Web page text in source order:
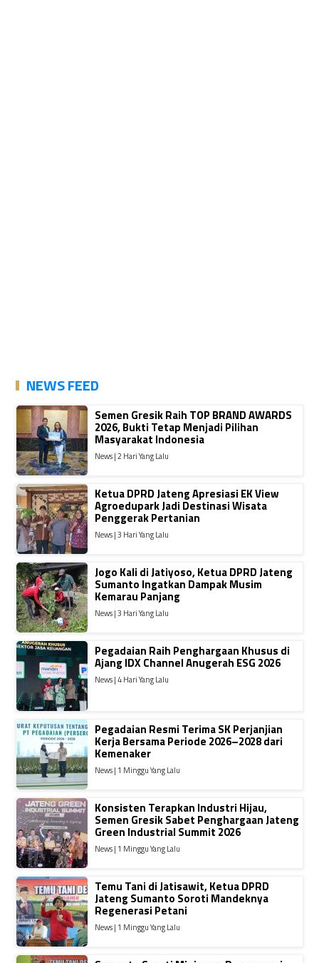
NEWS FEED
Semen Gresik Raih TOP BRAND AWARDS
2026, Bukti Tetap Menjadi Pilihan
Masyarakat Indonesia
News | 2 Hari Yang Lalu
Ketua DPRD Jateng Apresiasi EK View
Agroedupark Jadi Destinasi Wisata
Penggerak Pertanian
News | 3 Hari Yang Lalu
Jogo Kali di Jatiyoso, Ketua DPRD Jateng
Sumanto Ingatkan Dampak Musim
Kemarau Panjang
News | 3 Hari Yang Lalu
Pegadaian Raih Penghargaan Khusus di
Ajang IDX Channel Anugerah ESG 2026
News | 4 Hari Yang Lalu
Pegadaian Resmi Terima SK Perjanjian
Kerja Bersama Periode 2026–2028 dari
Kemenaker
News | 1 Minggu Yang Lalu
Konsisten Terapkan Industri Hijau,
Semen Gresik Sabet Penghargaan Jateng
Green Industrial Summit 2026
News | 1 Minggu Yang Lalu
Temu Tani di Jatisawit, Ketua DPRD
Jateng Sumanto Soroti Mandeknya
Regenerasi Petani
News | 1 Minggu Yang Lalu